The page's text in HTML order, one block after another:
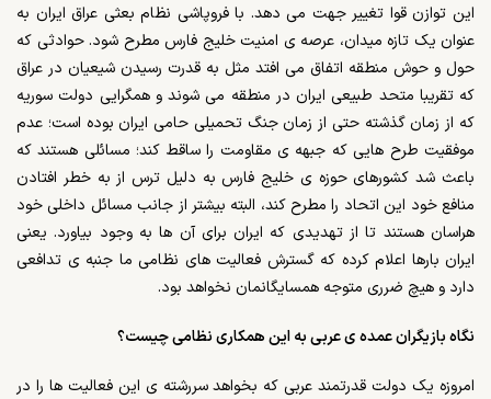
این توازن قوا تغییر جهت می دهد. با فروپاشی نظام بعثی عراق ایران به
عنوان یک تازه میدان، عرصه ی امنیت خلیج فارس مطرح شود. حوادثی که
حول و حوش منطقه اتفاق می افتد مثل به قدرت رسیدن شیعیان در عراق
که تقریبا متحد طبیعی ایران در منطقه می شوند و همگرایی دولت سوریه
که از زمان گذشته حتی از زمان جنگ تحمیلی حامی ایران بوده است؛ عدم
موفقیت طرح هایی که جبهه ی مقاومت را ساقط کند؛ مسائلی هستند که
باعث شد کشورهای حوزه ی خلیج فارس به دلیل ترس از به خطر افتادن
منافع خود این اتحاد را مطرح کند، البته بیشتر از جانب مسائل داخلی خود
هراسان هستند تا از تهدیدی که ایران برای آن ها به وجود بیاورد. یعنی
ایران بارها اعلام کرده که گسترش فعالیت های نظامی ما جنبه ی تدافعی
دارد و هیچ ضرری متوجه همسایگانمان نخواهد بود.
نگاه بازیگران عمده ی عربی به این همکاری نظامی چیست؟
امروزه یک دولت قدرتمند عربی که بخواهد سررشته ی این فعالیت ها را در